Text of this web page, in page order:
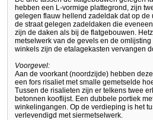
hebben een L-vormige plattegrond, zijn
gelegen flauw hellend zadeldak dat op
de straat gelegen zadeldaken die
zijn de daken als bij de flatgebouwen.
metselwerk van de gevels en de
winkels zijn de etalagekasten vervangen
Voorgevel:
Aan de voorkant (noordzijde) hebben
een fors risaliet met smalle gemetselde
Tussen de risalieten zijn er telkens twee
betonnen kooflijst. Een dubbele portiek
winkelingangen. Op de verdieping is het
verlevendigd met siermetselwerk.